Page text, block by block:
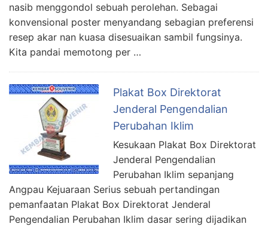
nasib menggondol sebuah perolehan. Sebagai
konvensional poster menyandang sebagian preferensi
resep akar nan kuasa disesuaikan sambil fungsinya.
Kita pandai memotong per …
Plakat Box Direktorat
Jenderal Pengendalian
Perubahan Iklim
Kesukaan Plakat Box Direktorat
Jenderal Pengendalian
Perubahan Iklim sepanjang
Angpau Kejuaraan Serius sebuah pertandingan
pemanfaatan Plakat Box Direktorat Jenderal
Pengendalian Perubahan Iklim dasar sering dijadikan